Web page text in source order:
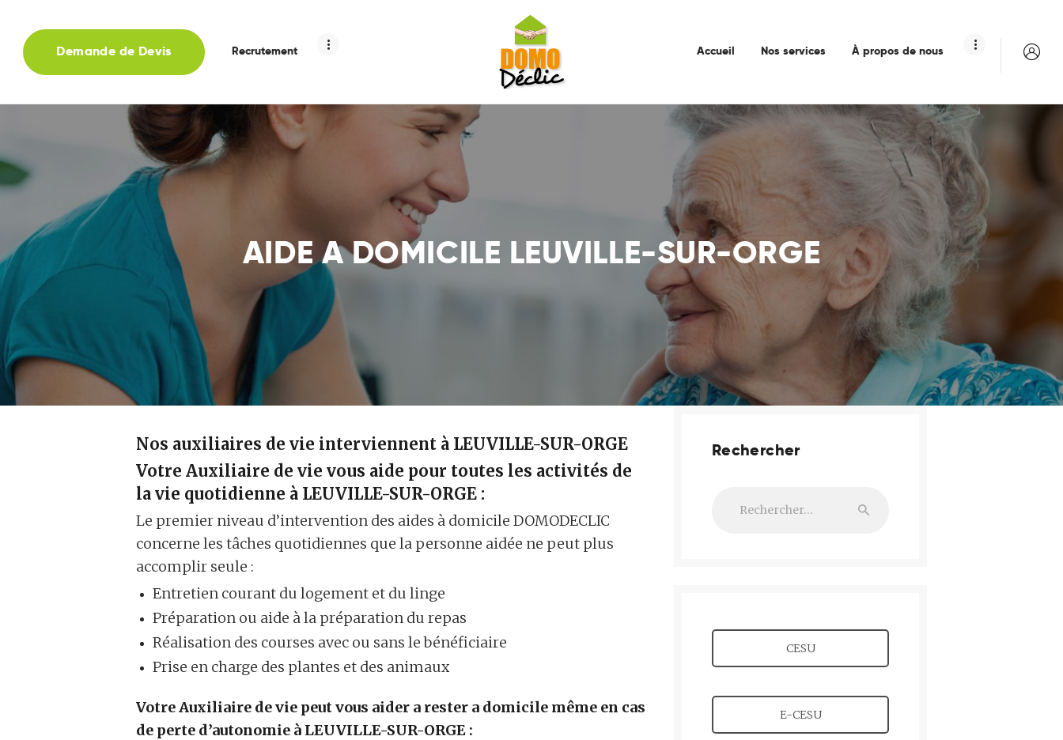
Demande de Devis Recrutement Accueil Nos services À propos de nous
AIDE A DOMICILE LEUVILLE-SUR-ORGE
Recrutement
À Propos De Nous
Contactez-Nous
Nos auxiliaires de vie interviennent à LEUVILLE-SUR-ORGE
Votre Auxiliaire de vie vous aide pour toutes les activités de
la vie quotidienne à LEUVILLE-SUR-ORGE :
Le premier niveau d’intervention des aides à domicile DOMODECLIC
concerne les tâches quotidiennes que la personne aidée ne peut plus
accomplir seule :
Entretien courant du logement et du linge
Préparation ou aide à la préparation du repas
Réalisation des courses avec ou sans le bénéficiaire
Prise en charge des plantes et des animaux
Votre Auxiliaire de vie peut vous aider a rester a domicile même en cas
de perte d’autonomie à LEUVILLE-SUR-ORGE :
Rechercher
CESU
E-CESU